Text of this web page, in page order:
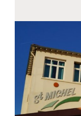
La transition
Actualités